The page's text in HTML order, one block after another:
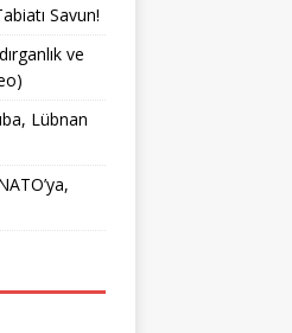
Savun!
ve
Lübnan